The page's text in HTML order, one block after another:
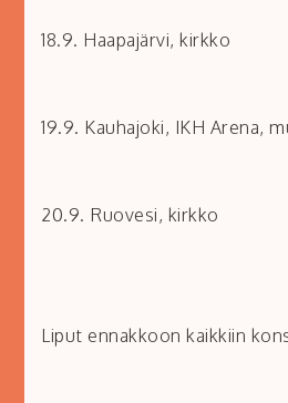
18.9. Haapajärvi, kirkko
19.9. Kauhajoki, IKH Arena,
20.9. Ruovesi, kirkko
Liput ennakkoon kaikkiin